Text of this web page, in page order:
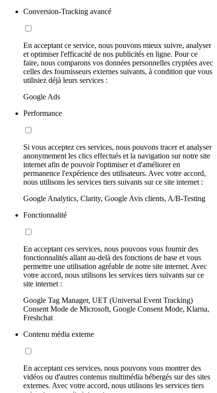
Conversion-Tracking avancé
En acceptant ce service, nous pouvons mieux suivre, analyser
et optimiser l'efficacité de nos publicités en ligne. Pour ce
faire, nous comparons vos données personnelles cryptées avec
celles des fournisseurs externes suivants, à condition que vous
utilisiez déjà leurs services :
Google Ads
Performance
Si vous acceptez ces services, nous pouvons tracer et analyser
anonymement les clics effectués et la navigation sur notre site
internet afin de pouvoir l'optimiser et d'améliorer en
permanence l'expérience des utilisateurs. Avec votre accord,
nous utilisons les services tiers suivants sur ce site internet :
Google Analytics, Clarity, Google Avis clients, A/B-Testing
Fonctionnalité
En acceptant ces services, nous pouvons vous fournir des
fonctionnalités allant au-delà des fonctions de base et vous
permettre une utilisation agréable de notre site internet. Avec
votre accord, nous utilisons les services tiers suivants sur ce
site internet :
Google Tag Manager, UET (Universal Event Tracking)
Consent Mode de Microsoft, Google Consent Mode, Klarna,
Freshchat
Contenu média externe
En acceptant ces services, nous pouvons vous montrer des
vidéos ou d'autres contenus multimédia hébergés sur des sites
externes. Avec votre accord, nous utilisons les services tiers